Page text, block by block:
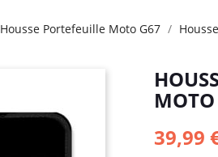
Housse Portefeuille Moto G67
39,99